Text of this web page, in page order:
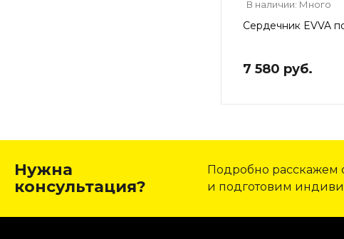
В наличии: Много
Сердечник EVVA
7 580 руб.
Нужна
консультация?
Подробно расскажем
и подготовим